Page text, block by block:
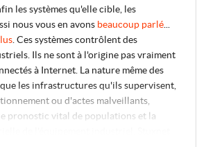
les systèmes qu'elle cible, les
nous vous en avons beaucoup parlé
. Ces systèmes contrôlent des
Ils ne sont à l'origine pas vraiment
à Internet. La nature même des
les infrastructures qu'ils supervisent,
ou d'actes malveillants,
pronostic vital de populations et la